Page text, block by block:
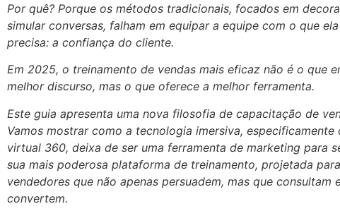
Por quê? Porque os métodos tradicionais, focados em
simular conversas, falham em equipar a equipe com o que
precisa: a confiança do cliente.
Em 2025, o treinamento de vendas mais eficaz não é o que
melhor discurso, mas o que oferece a melhor ferramenta.
Este guia apresenta uma nova filosofia de capacitação de
Vamos mostrar como a tecnologia imersiva, especificamente
virtual 360, deixa de ser uma ferramenta de marketing para
sua mais poderosa plataforma de treinamento, projetada
vendedores que não apenas persuadem, mas que consultam
convertem.